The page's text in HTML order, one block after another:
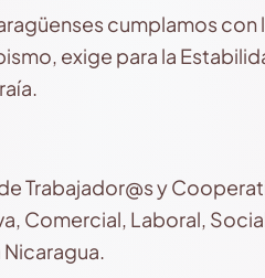
cumplamos con
exige para la
Trabajador@s y
Comercial, Laboral,